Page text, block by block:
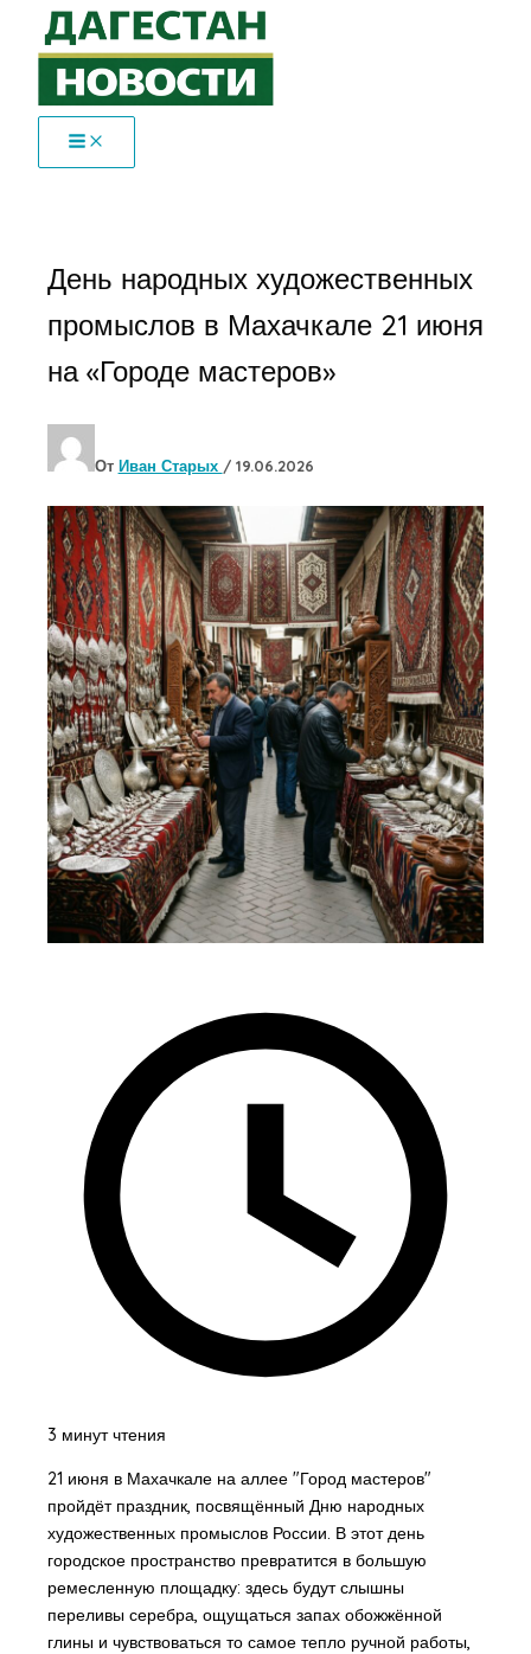
Перейти
содержимому
День народных художественных
промыслов в Махачкале 21 июня
на «Городе мастеров»
От Иван Старых / 19.06.2026
3 минут чтения
21 июня в Махачкале на аллее "Город мастеров"
пройдёт праздник, посвящённый Дню народных
художественных промыслов России. В этот день
городское пространство превратится в большую
ремесленную площадку: здесь будут слышны
переливы серебра, ощущаться запах обожжённой
глины и чувствоваться то самое тепло ручной работы,